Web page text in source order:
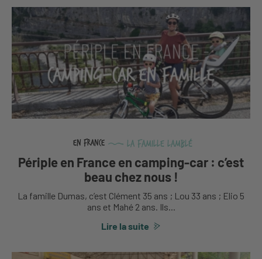
En France La famille Lamblé
Périple en France en camping-car : c’est
beau chez nous !
La famille Dumas, c’est Clément 35 ans ; Lou 33 ans ; Elio 5
ans et Mahé 2 ans. Ils...
Lire la suite